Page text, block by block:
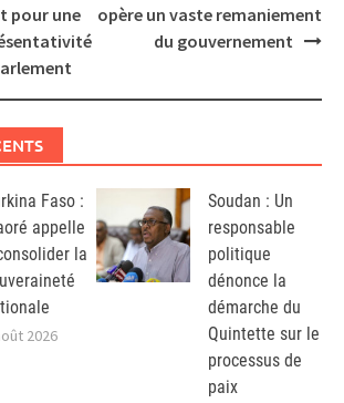
pour une
opère un vaste remaniement
du gouvernement
Faso :
appelle
la
2026
Soudan : Un
responsable
politique
dénonce la
démarche du
Quintette sur le
processus de
paix